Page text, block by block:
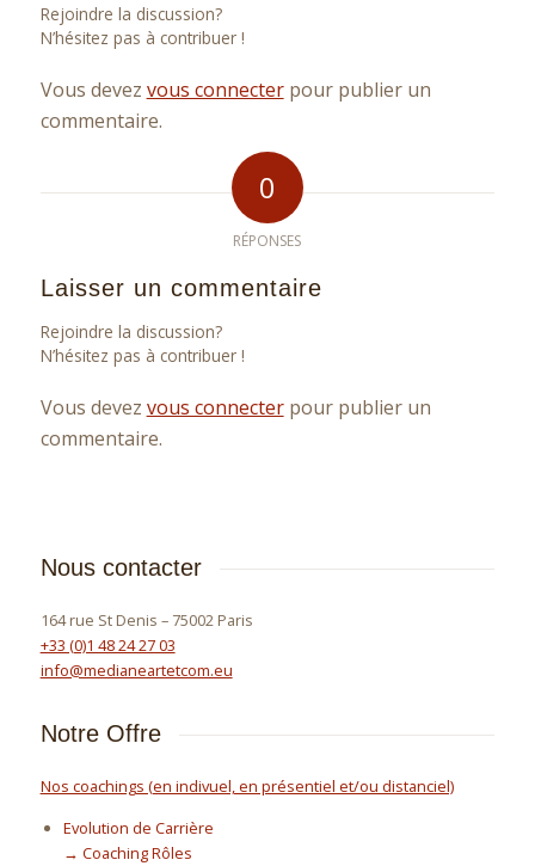
Rejoindre la discussion?
N’hésitez pas à contribuer !
Vous devez vous connecterpour publier un
commentaire.
0
RÉPONSES
Laisser un commentaire
Rejoindre la discussion?
N’hésitez pas à contribuer !
Vous devez vous connecterpour publier un
commentaire.
Nous contacter
164 rue St Denis – 75002 Paris
+33 (0)1 48 24 27 03
info@medianeartetcom.eu
Notre Offre
Nos coachings (en indivuel, en présentiel et/ou distanciel)
Evolution de Carrière
→ Coaching Rôles